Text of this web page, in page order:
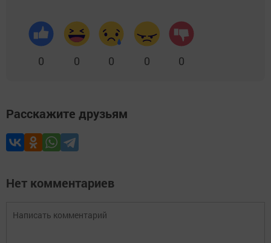
0 0 0 0 0
Расскажите друзьям
Нет комментариев